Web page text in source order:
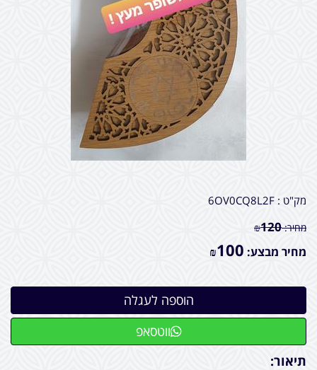
מק"ט : 6OV0CQ8L2F
מחיר: ₪120
מחיר מבצע: ₪100
ווטסאפ
תיאור: